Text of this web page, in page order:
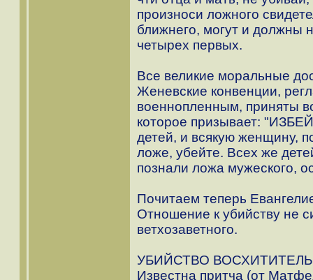
произноси ложного
ближнего, могут и должны
четырех первых.
Все великие моральные
Женевские конвенции,
военнопленным, приняты
которое призывает:
детей, и всякую женщину,
ложе, убейте. Всех же
познали ложа мужеского,
Почитаем теперь
Отношение к убийству не
ветхозаветного.
УБИЙСТВО
Известна притча (от